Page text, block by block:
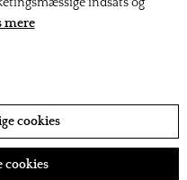
›
mere
cookies
cookies